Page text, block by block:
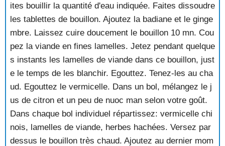
SOUPE DE POISSON AU CURRY
SOUPE DE POISSON AU SAFRAN
SOUPE DE POISSONS
SOUPE DE POISSONS ANTILLAISE
SOUPE DE POISSONS DE MARTIGUES
SOUPE DE POULE AU CITRON
SOUPE DE SAUMONETTE AU CRESSON
SOUPE DE TETES DE POISSONS
SOUPE DE THON A L'INDIENNE
SOUPE DES CALANQUES
SOUPE DES MARAICHERS
ites bouillir la quantité d'eau indiquée. Faites dissoudre
les tablettes de bouillon. Ajoutez la badiane et le ginge
mbre. Laissez cuire doucement le bouillon 10 mn. Cou
pez la viande en fines lamelles. Jetez pendant quelque
s instants les lamelles de viande dans ce bouillon, just
e le temps de les blanchir. Egouttez. Tenez-les au cha
ud. Egouttez le vermicelle. Dans un bol, mélangez le j
us de citron et un peu de nuoc man selon votre goût.
Dans chaque bol individuel répartissez: vermicelle chi
nois, lamelles de viande, herbes hachées. Versez par
dessus le bouillon très chaud. Ajoutez au dernier mom